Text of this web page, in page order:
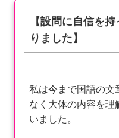
【設問に自信を
りました】
私は今まで国語の文
なく大体の内容を理
いました。